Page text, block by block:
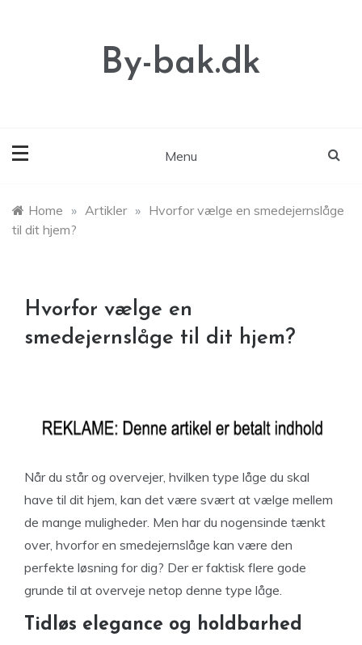
By-bak.dk
Menu
Home » Artikler » Hvorfor vælge en smedejernslåge
til dit hjem?
Hvorfor vælge en
smedejernslåge til dit hjem?
Når du står og overvejer, hvilken type låge du skal
have til dit hjem, kan det være svært at vælge mellem
de mange muligheder. Men har du nogensinde tænkt
over, hvorfor en smedejernslåge kan være den
perfekte løsning for dig? Der er faktisk flere gode
grunde til at overveje netop denne type låge.
Tidløs elegance og holdbarhed